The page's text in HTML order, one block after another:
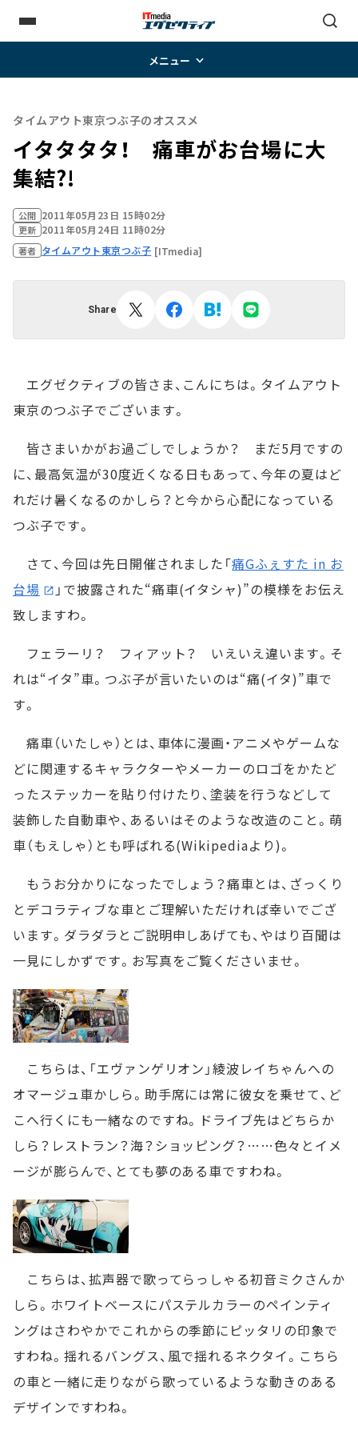
メニュー
タイムアウト東京つぶ子のオススメ
イタタタタ！ 痛車がお台場に大
集結?!
公開 2011年05月23日 15時02分
更新 2011年05月24日 11時02分
著者 タイムアウト東京つぶ子 [ITmedia]
Share
エグゼクティブの皆さま、こんにちは。タイムアウト
東京のつぶ子でございます。
皆さまいかがお過ごしでしょうか？ まだ5月ですの
に、最高気温が30度近くなる日もあって、今年の夏はど
れだけ暑くなるのかしら？と今から心配になっている
つぶ子です。
さて、今回は先日開催されました「痛Gふぇすた in お
台場
」で披露された“痛車(イタシャ)”の模様をお伝え
致しますわ。
フェラーリ？ フィアット？ いえいえ違います。そ
れは“イタ”車。つぶ子が言いたいのは“痛(イタ)”車で
す。
痛車（いたしゃ）とは、車体に漫画・アニメやゲームな
どに関連するキャラクターやメーカーのロゴをかたど
ったステッカーを貼り付けたり、塗装を行うなどして
装飾した自動車や、あるいはそのような改造のこと。萌
車（もえしゃ）とも呼ばれる(Wikipediaより)。
もうお分かりになったでしょう？痛車とは、ざっくり
とデコラティブな車とご理解いただければ幸いでござ
います。ダラダラとご説明申しあげても、やはり百聞は
一見にしかずです。お写真をご覧くださいませ。
こちらは、「エヴァンゲリオン」綾波レイちゃんへの
オマージュ車かしら。助手席には常に彼女を乗せて、ど
こへ行くにも一緒なのですね。ドライブ先はどちらか
しら？レストラン？海？ショッピング？……色々とイメ
ージが膨らんで、とても夢のある車ですわね。
こちらは、拡声器で歌ってらっしゃる初音ミクさんか
しら。ホワイトベースにパステルカラーのペインティ
ングはさわやかでこれからの季節にピッタリの印象で
すわね。揺れるバングス、風で揺れるネクタイ。こちら
の車と一緒に走りながら歌っているような動きのある
デザインですわね。